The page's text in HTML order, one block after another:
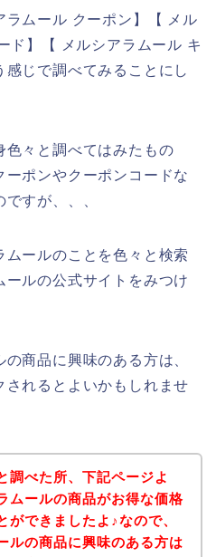
ラムール クーポン】【 メル
ド】【 メルシアラムール キ
じで調べてみることにし
色々と調べてはみたもの
ポンやクーポンコードな
すが、、、
ールのことを色々と検索
ールの公式サイトをみつけ
商品に興味のある方は、
れるとよいかもしれませ
調べた所、下記ページよ
ムールの商品がお得な価格
ができましたよ♪なので、
ルの商品に興味のある方は